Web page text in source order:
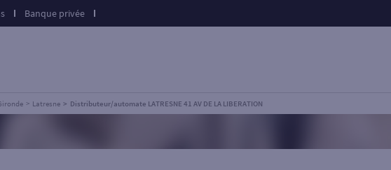
Banque privée
Latresne Distributeur/automate LATRESNE 41 AV DE LA LIBERATION